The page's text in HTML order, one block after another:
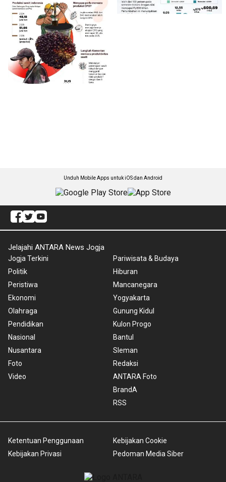
Unduh Mobile Apps untuk iOS dan Android
Jelajahi ANTARA News Jogja
Jogja Terkini
Politik
Peristiwa
Ekonomi
Olahraga
Pendidikan
Nasional
Nusantara
Foto
Video
Pariwisata & Budaya
Hiburan
Mancanegara
Yogyakarta
Gunung Kidul
Kulon Progo
Bantul
Sleman
Redaksi
ANTARA Foto
BrandA
RSS
Ketentuan Penggunaan
Kebijakan Privasi
Kebijakan Cookie
Pedoman Media Siber